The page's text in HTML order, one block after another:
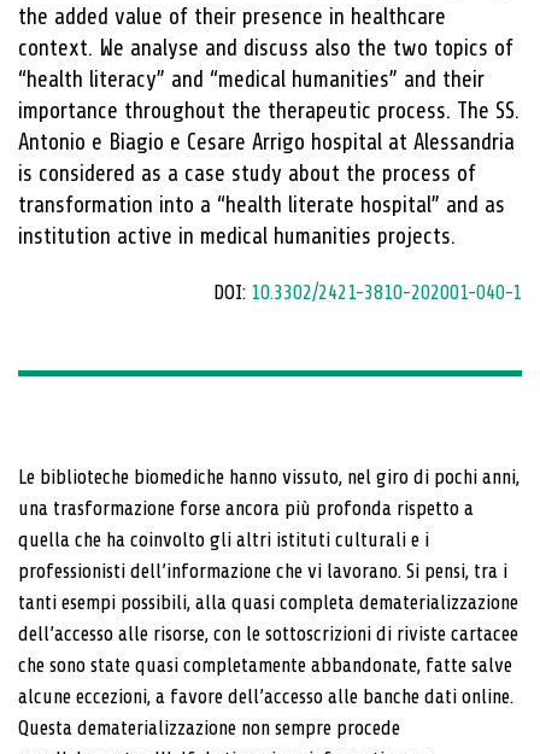
the added value of their presence in healthcare
context. We analyse and discuss also the two topics of
“health literacy” and “medical humanities” and their
importance throughout the therapeutic process. The SS.
Antonio e Biagio e Cesare Arrigo hospital at Alessandria
is considered as a case study about the process of
transformation into a “health literate hospital” and as
institution active in medical humanities projects.
DOI: 10.3302/2421-3810-202001-040-1
Le biblioteche biomediche hanno vissuto, nel giro di pochi anni,
una trasformazione forse ancora più profonda rispetto a
quella che ha coinvolto gli altri istituti culturali e i
professionisti dell’informazione che vi lavorano. Si pensi, tra i
tanti esempi possibili, alla quasi completa dematerializzazione
dell’accesso alle risorse, con le sottoscrizioni di riviste cartacee
che sono state quasi completamente abbandonate, fatte salve
alcune eccezioni, a favore dell’accesso alle banche dati online.
Questa dematerializzazione non sempre procede